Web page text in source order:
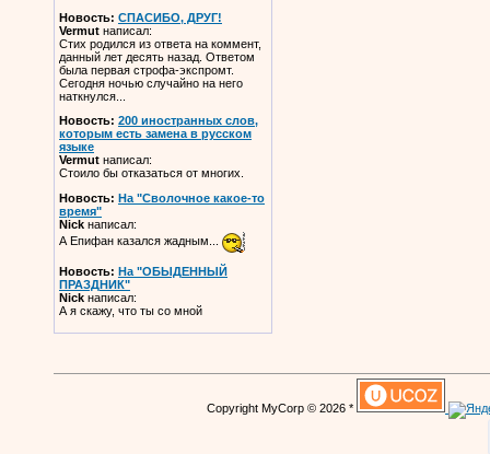
Новость: СПАСИБО, ДРУГ!
Vermut написал:
Стих родился из ответа на коммент,
данный лет десять назад. Ответом
была первая строфа-экспромт.
Сегодня ночью случайно на него
наткнулся...
Новость: 200 иностранных слов,
которым есть замена в русском
языке
Vermut написал:
Стоило бы отказаться от многих.
Новость: На "Сволочное какое-то
время"
Nick написал:
А Епифан казался жадным...
Новость: На "ОБЫДЕННЫЙ
ПРАЗДНИК"
Nick написал:
А я скажу, что ты со мной
Copyright MyCorp © 2026 *